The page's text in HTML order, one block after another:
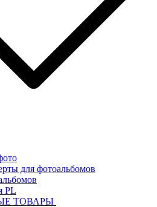
для фотоальбомов
PL
ТОВАРЫ